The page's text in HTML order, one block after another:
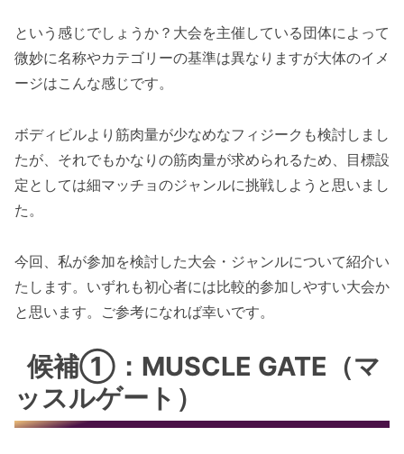
という感じでしょうか？大会を主催している団体によって
微妙に名称やカテゴリーの基準は異なりますが大体のイメ
ージはこんな感じです。
ボディビルより筋肉量が少なめなフィジークも検討しまし
たが、それでもかなりの筋肉量が求められるため、目標設
定としては細マッチョのジャンルに挑戦しようと思いまし
た。
今回、私が参加を検討した大会・ジャンルについて紹介い
たします。いずれも初心者には比較的参加しやすい大会か
と思います。ご参考になれば幸いです。
候補①：MUSCLE GATE（マ
ッスルゲート）